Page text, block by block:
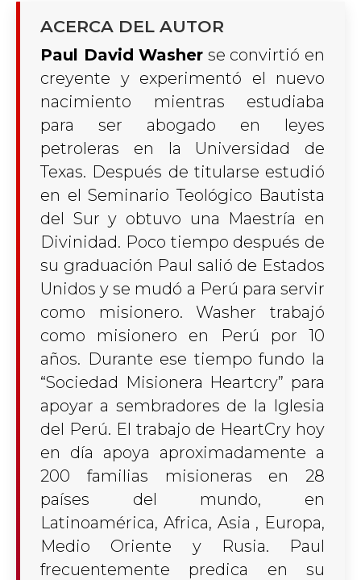
ACERCA DEL AUTOR
Paul David Washer se convirtió en
creyente y experimentó el nuevo
nacimiento mientras estudiaba
para ser abogado en leyes
petroleras en la Universidad de
Texas. Después de titularse estudió
en el Seminario Teológico Bautista
del Sur y obtuvo una Maestría en
Divinidad. Poco tiempo después de
su graduación Paul salió de Estados
Unidos y se mudó a Perú para servir
como misionero. Washer trabajó
como misionero en Perú por 10
años. Durante ese tiempo fundo la
“Sociedad Misionera Heartcry” para
apoyar a sembradores de la Iglesia
del Perú. El trabajo de HeartCry hoy
en día apoya aproximadamente a
200 familias misioneras en 28
países del mundo, en
Latinoamérica, Africa, Asia , Europa,
Medio Oriente y Rusia. Paul
frecuentemente predica en su